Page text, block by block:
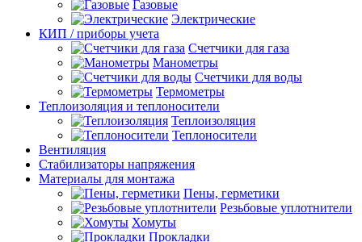
Газовые
Электрические
КИП / приборы учета
Счетчики для газа
Манометры
Счетчики для воды
Термометры
Теплоизоляция и теплоносители
Теплоизоляция
Теплоносители
Вентиляция
Стабилизаторы напряжения
Материалы для монтажа
Пены, герметики
Резьбовые уплотнители
Хомуты
Прокладки